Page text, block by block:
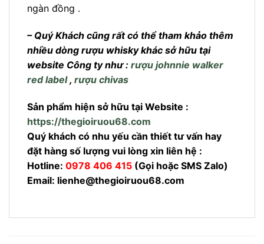
ngàn đồng .
– Quý Khách cũng rất có thể tham khảo thêm
nhiều dòng rượu whisky khác sở hữu tại
website Công ty như : rượu johnnie walker
red label, rượu chivas
Sản phẩm hiện sở hữu tại Website :
https://thegioiruou68.com
Quý khách có nhu yếu cần thiết tư vấn hay
đặt hàng số lượng vui lòng xin liên hệ :
Hotline: 0978 406 415 (Gọi hoặc SMS Zalo)
Email: lienhe@thegioiruou68.com